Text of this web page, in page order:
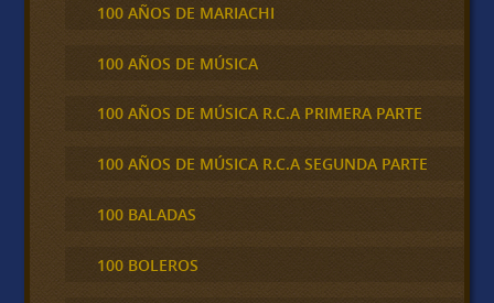
100 AÑOS DE MARIACHI
100 AÑOS DE MÚSICA
100 AÑOS DE MÚSICA R.C.A PRIMERA PARTE
100 AÑOS DE MÚSICA R.C.A SEGUNDA PARTE
100 BALADAS
100 BOLEROS